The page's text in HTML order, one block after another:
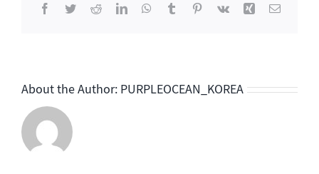
Facebook
TwitterRedditLinkedInWhatsApp
TumblrPinterest
Vk Xing 이
About the Author: PURPLEOCEAN_KOREA